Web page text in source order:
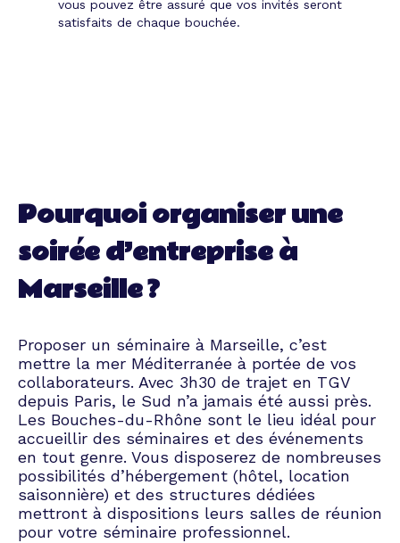
vous pouvez être assuré que vos invités seront
satisfaits de chaque bouchée.
Pourquoi organiser une
soirée d’entreprise à
Marseille ?
Proposer un séminaire à Marseille, c’est
mettre la mer Méditerranée à portée de vos
collaborateurs. Avec 3h30 de trajet en TGV
depuis Paris, le Sud n’a jamais été aussi près.
Les Bouches-du-Rhône sont le lieu idéal pour
accueillir des séminaires et des événements
en tout genre. Vous disposerez de nombreuses
possibilités d’hébergement (hôtel, location
saisonnière) et des structures dédiées
mettront à dispositions leurs salles de réunion
pour votre séminaire professionnel.